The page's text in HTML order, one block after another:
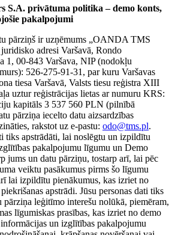
S.A. privātuma politika – demo konts,
pakalpojumi
pārziņš ir uzņēmums „OANDA TMS
adresi Varšavā, Rondo
1, 00-843 Varšava, NIP (nodokļu
526-275-91-31, par kuru Varšavas
tiesa Varšavā, Valsts tiesu reģistra XIII
uztur reģistrācijas lietas ar numuru KRS:
kapitāls 3 537 560 PLN (pilnībā
pārziņa iecelto datu aizsardzības
rakstot uz e-pastu: odo@tms.pl.
tiks apstrādāti, lai noslēgtu un izpildītu
pakalpojumu līgumu un Demo
jums un datu pārziņu, tostarp arī, lai pēc
veiktu pasākumus pirms šo līgumu
lai izpildītu pienākumus, kas izriet no
apstrādi. Jūsu personas dati tiks
pārziņa leģitīmo interešu nolūkā, piemēram,
līgumiskas prasības, kas izriet no demo
un izglītības pakalpojumu